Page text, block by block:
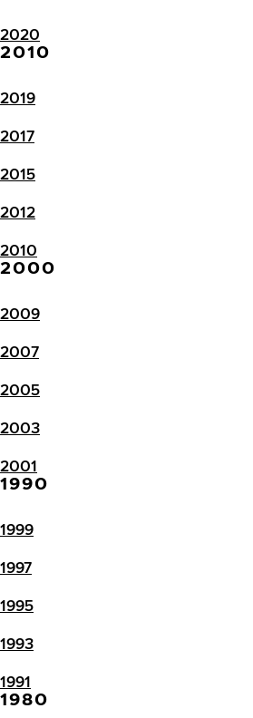
2020
2010
2019
2017
2015
2012
2010
2000
2009
2007
2005
2003
2001
1990
1999
1997
1995
1993
1991
1980